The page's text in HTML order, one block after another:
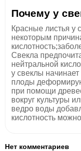
Почему у
Красные листья у
некоторым
Свекла
нейтральной
у свеклы начинает
плоды
при помощи
вокруг культуры
ведро воды
кислотность
Нет комментариев